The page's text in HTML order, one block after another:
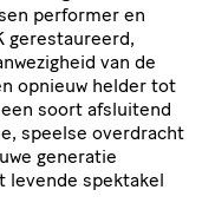
performer en
gerestaureerd,
van de
opnieuw helder tot
soort afsluitend
speelse overdracht
generatie
levende spektakel